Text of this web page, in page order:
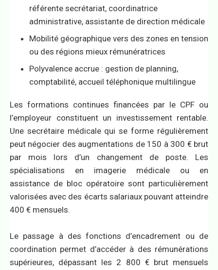
référente secrétariat, coordinatrice
administrative, assistante de direction médicale
Mobilité géographique vers des zones en tension
ou des régions mieux rémunératrices
Polyvalence accrue : gestion de planning,
comptabilité, accueil téléphonique multilingue
Les formations continues financées par le CPF ou
l’employeur constituent un investissement rentable.
Une secrétaire médicale qui se forme régulièrement
peut négocier des augmentations de 150 à 300 € brut
par mois lors d’un changement de poste. Les
spécialisations en imagerie médicale ou en
assistance de bloc opératoire sont particulièrement
valorisées avec des écarts salariaux pouvant atteindre
400 € mensuels.
Le passage à des fonctions d’encadrement ou de
coordination permet d’accéder à des rémunérations
supérieures, dépassant les 2 800 € brut mensuels